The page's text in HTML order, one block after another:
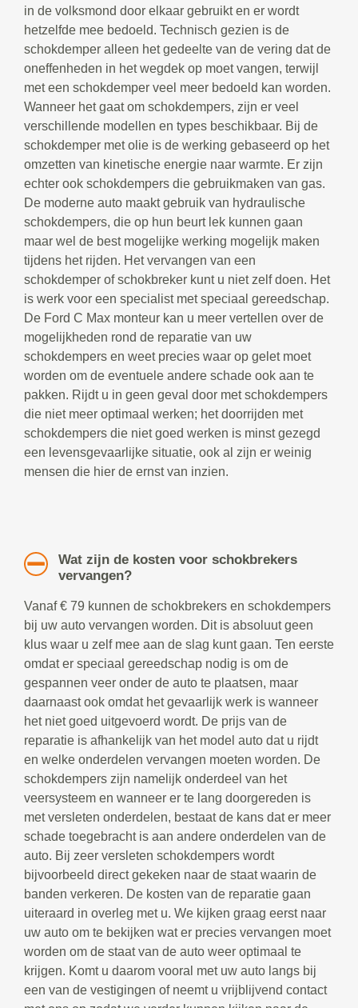
in de volksmond door elkaar gebruikt en er wordt
hetzelfde mee bedoeld. Technisch gezien is de
schokdemper alleen het gedeelte van de vering dat de
oneffenheden in het wegdek op moet vangen, terwijl
met een schokdemper veel meer bedoeld kan worden.
Wanneer het gaat om schokdempers, zijn er veel
verschillende modellen en types beschikbaar. Bij de
schokdemper met olie is de werking gebaseerd op het
omzetten van kinetische energie naar warmte. Er zijn
echter ook schokdempers die gebruikmaken van gas.
De moderne auto maakt gebruik van hydraulische
schokdempers, die op hun beurt lek kunnen gaan
maar wel de best mogelijke werking mogelijk maken
tijdens het rijden. Het vervangen van een
schokdemper of schokbreker kunt u niet zelf doen. Het
is werk voor een specialist met speciaal gereedschap.
De Ford C Max monteur kan u meer vertellen over de
mogelijkheden rond de reparatie van uw
schokdempers en weet precies waar op gelet moet
worden om de eventuele andere schade ook aan te
pakken. Rijdt u in geen geval door met schokdempers
die niet meer optimaal werken; het doorrijden met
schokdempers die niet goed werken is minst gezegd
een levensgevaarlijke situatie, ook al zijn er weinig
mensen die hier de ernst van inzien.
Wat zijn de kosten voor schokbrekers
vervangen?
Vanaf € 79 kunnen de schokbrekers en schokdempers
bij uw auto vervangen worden. Dit is absoluut geen
klus waar u zelf mee aan de slag kunt gaan. Ten eerste
omdat er speciaal gereedschap nodig is om de
gespannen veer onder de auto te plaatsen, maar
daarnaast ook omdat het gevaarlijk werk is wanneer
het niet goed uitgevoerd wordt. De prijs van de
reparatie is afhankelijk van het model auto dat u rijdt
en welke onderdelen vervangen moeten worden. De
schokdempers zijn namelijk onderdeel van het
veersysteem en wanneer er te lang doorgereden is
met versleten onderdelen, bestaat de kans dat er meer
schade toegebracht is aan andere onderdelen van de
auto. Bij zeer versleten schokdempers wordt
bijvoorbeeld direct gekeken naar de staat waarin de
banden verkeren. De kosten van de reparatie gaan
uiteraard in overleg met u. We kijken graag eerst naar
uw auto om te bekijken wat er precies vervangen moet
worden om de staat van de auto weer optimaal te
krijgen. Komt u daarom vooral met uw auto langs bij
een van de vestigingen of neemt u vrijblijvend contact